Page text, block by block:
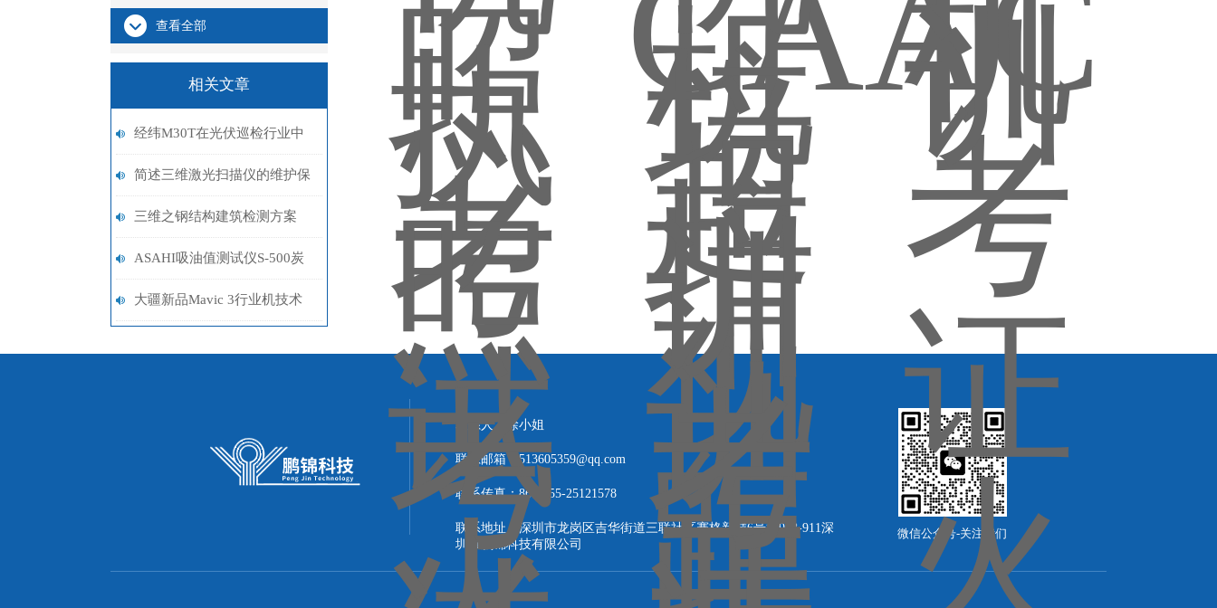
查看全部
相关文章
经纬M30T在光伏巡检行业中
的应用
简述三维激光扫描仪的维护保
养方法
三维之钢结构建筑检测方案
ASAHI吸油值测试仪S-500炭
黑粉末测试前使用备
大疆新品Mavic 3行业机技术
联系人：徐小姐
联系邮箱：513605359@qq.com
联系传真：86-0755-25121578
联系地址：深圳市龙岗区吉华街道三联社区赛格新城6号楼908-911深
圳市鹏锦科技有限公司
微信公众号-关注我们